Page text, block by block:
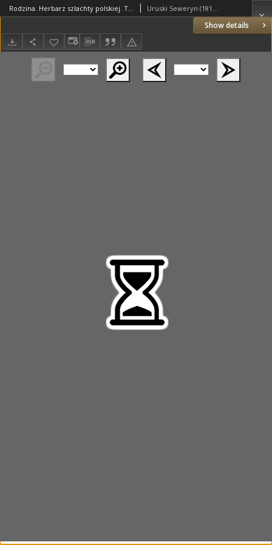
Show details
Rodzina. Herbarz szlachty polskiej. T.11 Uruski Seweryn (1814–1890)